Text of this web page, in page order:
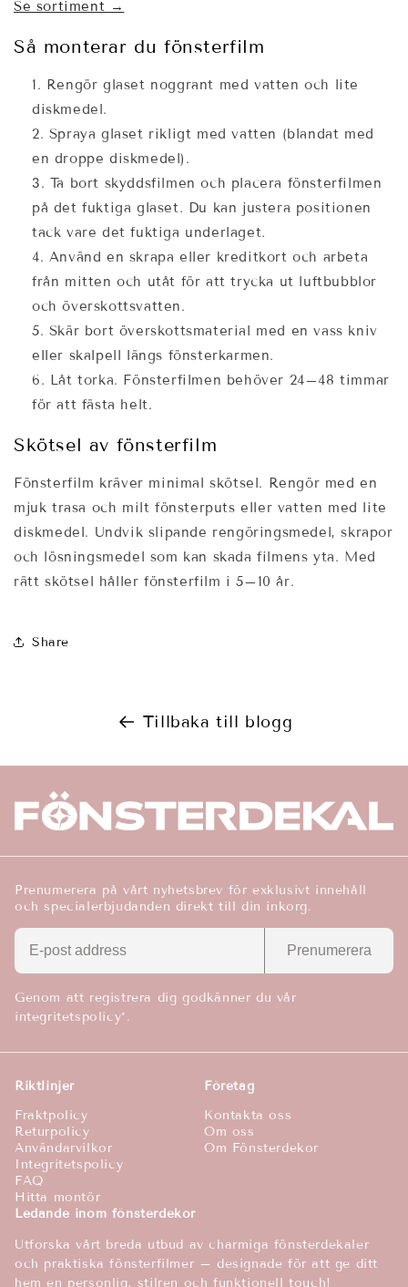
Se sortiment →
Så monterar du fönsterfilm
Rengör glaset noggrant med vatten och lite
diskmedel.
Spraya glaset rikligt med vatten (blandat med
en droppe diskmedel).
Ta bort skyddsfilmen och placera fönsterfilmen
på det fuktiga glaset. Du kan justera positionen
tack vare det fuktiga underlaget.
Använd en skrapa eller kreditkort och arbeta
från mitten och utåt för att trycka ut luftbubblor
och överskottsvatten.
Skär bort överskottsmaterial med en vass kniv
eller skalpell längs fönsterkarmen.
Låt torka. Fönsterfilmen behöver 24–48 timmar
för att fästa helt.
Skötsel av fönsterfilm
Fönsterfilm kräver minimal skötsel. Rengör med en
mjuk trasa och milt fönsterputs eller vatten med lite
diskmedel. Undvik slipande rengöringsmedel, skrapor
och lösningsmedel som kan skada filmens yta. Med
rätt skötsel håller fönsterfilm i 5–10 år.
Share
Tillbaka till blogg
Prenumerera på vårt nyhetsbrev för exklusivt innehåll
och specialerbjudanden direkt till din inkorg.
Prenumerera
Genom att registrera dig godkänner du vår
integritetspolicy*.
Riktlinjer
Fraktpolicy
Returpolicy
Användarvilkor
Integritetspolicy
FAQ
Hitta montör
Företag
Kontakta oss
Om oss
Om Fönsterdekor
Ledande inom fönsterdekor
Utforska vårt breda utbud av charmiga fönsterdekaler
och praktiska fönsterfilmer – designade för att ge ditt
hem en personlig, stilren och funktionell touch!